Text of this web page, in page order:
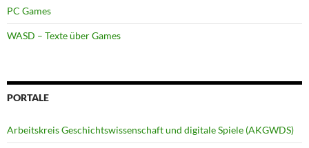
PC Games
WASD – Texte über Games
PORTALE
Arbeitskreis Geschichtswissenschaft und digitale Spiele (AKGWDS)